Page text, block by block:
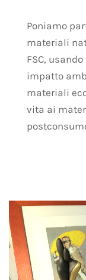
Poniamo
materiali
FSC,
impatto
materiali
vita ai